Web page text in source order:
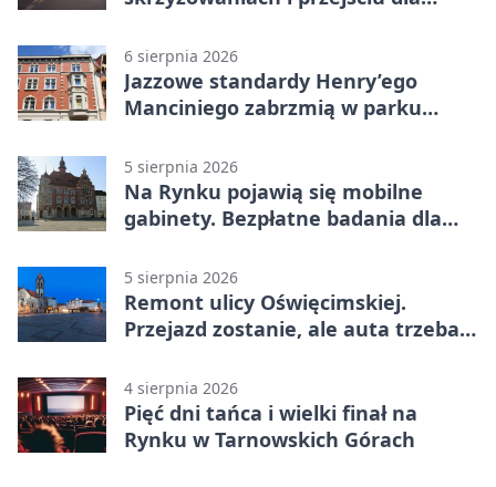
6 sierpnia 2026
Jazzowe standardy Henry’ego
Manciniego zabrzmią w parku
5 sierpnia 2026
Na Rynku pojawią się mobilne
gabinety. Bezpłatne badania dla
5 sierpnia 2026
Remont ulicy Oświęcimskiej.
Przejazd zostanie, ale auta trzeba
4 sierpnia 2026
Pięć dni tańca i wielki finał na
Rynku w Tarnowskich Górach